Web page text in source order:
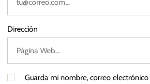
Dirección
Guarda mi nombre, correo